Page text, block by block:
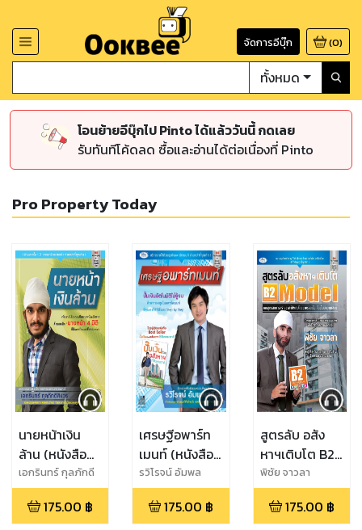
จัดการอีบุ๊ก (0)
ทั้งหมด
โอนย้ายอีบุ๊กไป Pinto ได้แล้ววันนี้ กดเลย
รับทันทีโค้ดลด ซื้อและอ่านได้ต่อเนื่องที่ Pinto
Pro Property Today
นายหน้าเงิน
ล้าน (หนังสือ
เสียง)
เอกรินทร์ กุลภักดี
สิงวร
175.00 ฿
เศรษฐีอพาร์ท
เมนท์ (หนังสือ
เสียง)
รวิโรจน์ อัมพล
เสถียร
175.00 ฿
สูตรลับ อสัง
หาฯเติบโต B2
Model (หนังสือ
เสียง)
พิชัย จาวลา
175.00 ฿